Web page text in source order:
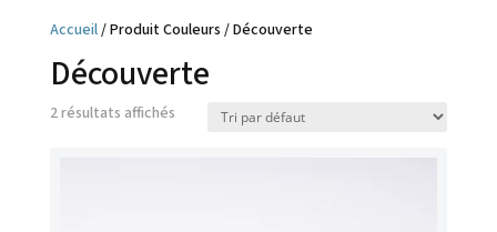
Accueil/ Produit Couleurs / Découverte
Découverte
2 résultats affichés